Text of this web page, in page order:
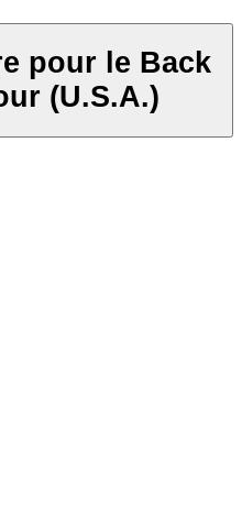
pour le Back
(U.S.A.)